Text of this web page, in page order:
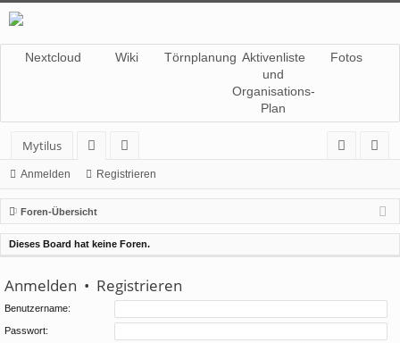
Nextcloud Wiki Törnplanung Aktivenliste
und
Organisations-
Plan
Fotos
Mytilus
or
en
itg
lie
de
r
m
el
de
ist
rie
re
Anmelden Registrieren
Foren-Übersicht
Dieses Board hat keine Foren.
Anmelden • Registrieren
Benutzername:
Passwort: